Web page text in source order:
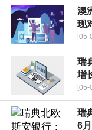
澳
现
[05-
瑞
增
[05-
瑞
6